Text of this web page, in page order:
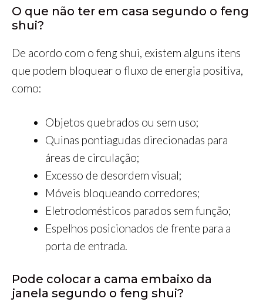
O que não ter em casa segundo o feng
shui?
De acordo com o feng shui, existem alguns itens
que podem bloquear o fluxo de energia positiva,
como:
Objetos quebrados ou sem uso;
Quinas pontiagudas direcionadas para
áreas de circulação;
Excesso de desordem visual;
Móveis bloqueando corredores;
Eletrodomésticos parados sem função;
Espelhos posicionados de frente para a
porta de entrada.
Pode colocar a cama embaixo da
janela segundo o feng shui?